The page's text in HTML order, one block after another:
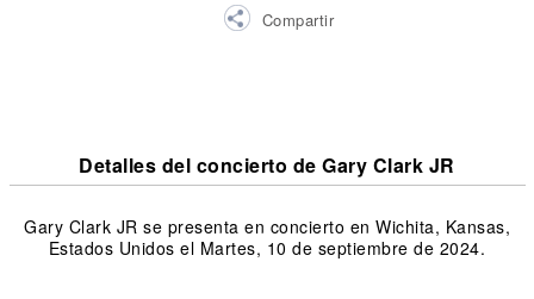
Compartir
Detalles del concierto de Gary Clark JR
Gary Clark JR se presenta en concierto en Wichita, Kansas,
Estados Unidos el Martes, 10 de septiembre de 2024.